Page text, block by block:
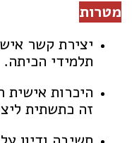
מטרות
יצירת קשר
תלמידי הכיתה.
היכרות אישית
זה כתשתית